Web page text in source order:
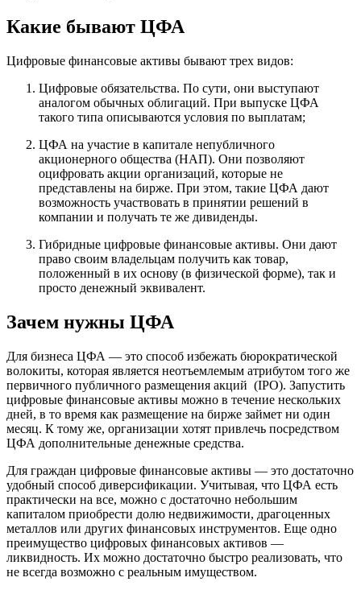
Какие бывают ЦФА
Цифровые финансовые активы бывают трех видов:
Цифровые обязательства. По сути, они выступают
аналогом обычных облигаций. При выпуске ЦФА
такого типа описываются условия по выплатам;
ЦФА на участие в капитале непубличного
акционерного общества (НАП). Они позволяют
оцифровать акции организаций, которые не
представлены на бирже. При этом, такие ЦФА дают
возможность участвовать в принятии решений в
компании и получать те же дивиденды.
Гибридные цифровые финансовые активы. Они дают
право своим владельцам получить как товар,
положенный в их основу (в физической форме), так и
просто денежный эквивалент.
Зачем нужны ЦФА
Для бизнеса ЦФА — это способ избежать бюрократической
волокиты, которая является неотъемлемым атрибутом того же
первичного публичного размещения акций (IPO). Запустить
цифровые финансовые активы можно в течение нескольких
дней, в то время как размещение на бирже займет ни один
месяц. К тому же, организации хотят привлечь посредством
ЦФА дополнительные денежные средства.
Для граждан цифровые финансовые активы — это достаточно
удобный способ диверсификации. Учитывая, что ЦФА есть
практически на все, можно с достаточно небольшим
капиталом приобрести долю недвижимости, драгоценных
металлов или других финансовых инструментов. Еще одно
преимущество цифровых финансовых активов —
ликвидность. Их можно достаточно быстро реализовать, что
не всегда возможно с реальным имуществом.